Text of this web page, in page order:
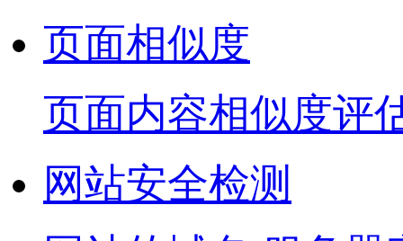
页面相似度
页面内容相似度评
网站安全检测